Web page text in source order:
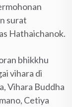
surat
Hathaichanok.
bhikkhu
vihara di
Vihara Buddha
Cetiya